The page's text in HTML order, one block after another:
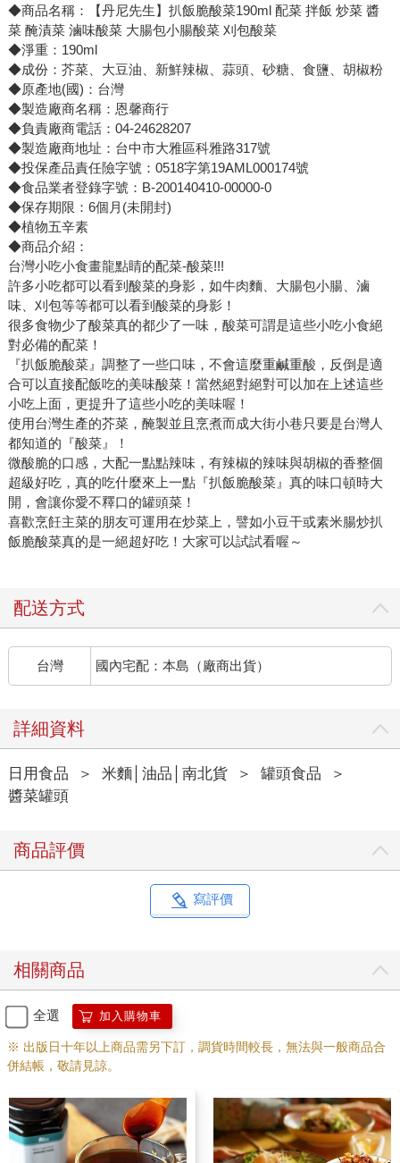
◆商品名稱：【丹尼先生】扒飯脆酸菜190ml 配菜 拌飯 炒菜 醬
菜 醃漬菜 滷味酸菜 大腸包小腸酸菜 刈包酸菜
◆淨重：190ml
◆成份：芥菜、大豆油、新鮮辣椒、蒜頭、砂糖、食鹽、胡椒粉
◆原產地(國)：台灣
◆製造廠商名稱：恩馨商行
◆負責廠商電話：04-24628207
◆製造廠商地址：台中市大雅區科雅路317號
◆投保產品責任險字號：0518字第19AML000174號
◆食品業者登錄字號：B-200140410-00000-0
◆保存期限：6個月(未開封)
◆植物五辛素
◆商品介紹：
台灣小吃小食畫龍點睛的配菜-酸菜!!!
許多小吃都可以看到酸菜的身影，如牛肉麵、大腸包小腸、滷
味、刈包等等都可以看到酸菜的身影！
很多食物少了酸菜真的都少了一味，酸菜可謂是這些小吃小食絕
對必備的配菜！
『扒飯脆酸菜』調整了一些口味，不會這麼重鹹重酸，反倒是適
合可以直接配飯吃的美味酸菜！當然絕對絕對可以加在上述這些
小吃上面，更提升了這些小吃的美味喔！
使用台灣生產的芥菜，醃製並且烹煮而成大街小巷只要是台灣人
都知道的『酸菜』！
微酸脆的口感，大配一點點辣味，有辣椒的辣味與胡椒的香整個
超級好吃，真的吃什麼來上一點『扒飯脆酸菜』真的味口頓時大
開，會讓你愛不釋口的罐頭菜！
喜歡烹飪主菜的朋友可運用在炒菜上，譬如小豆干或素米腸炒扒
飯脆酸菜真的是一絕超好吃！大家可以試試看喔～
配送方式
台灣 國內宅配：本島（廠商出貨）
詳細資料
日用食品 ＞ 米麵│油品│南北貨 ＞ 罐頭食品
＞
醬菜罐頭
商品評價
寫評價
相關商品
全選 加入購物車
※ 出版日十年以上商品需另下訂，調貨時間較長，無法與一般商品合
併結帳，敬請見諒。